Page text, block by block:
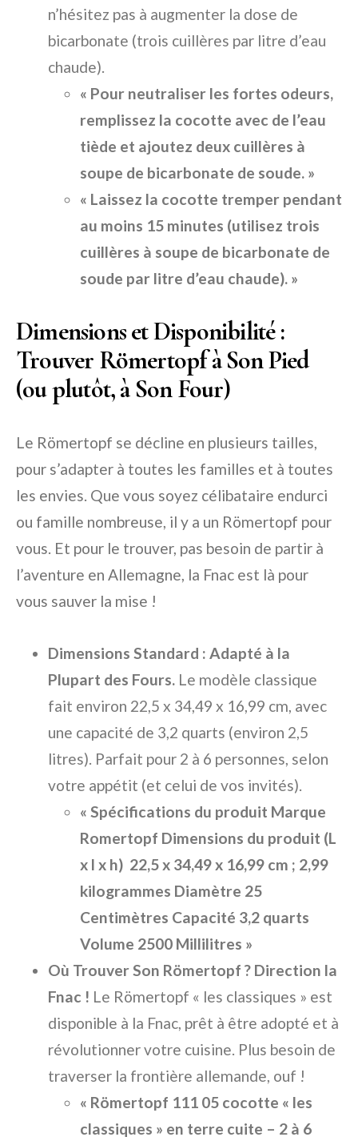
n’hésitez pas à augmenter la dose de
bicarbonate (trois cuillères par litre d’eau
chaude).
« Pour neutraliser les fortes odeurs,
remplissez la cocotte avec de l’eau
tiède et ajoutez deux cuillères à
soupe de bicarbonate de soude. »
« Laissez la cocotte tremper pendant
au moins 15 minutes (utilisez trois
cuillères à soupe de bicarbonate de
soude par litre d’eau chaude). »
Dimensions et Disponibilité :
Trouver Römertopf à Son Pied
(ou plutôt, à Son Four)
Le Römertopf se décline en plusieurs tailles,
pour s’adapter à toutes les familles et à toutes
les envies. Que vous soyez célibataire endurci
ou famille nombreuse, il y a un Römertopf pour
vous. Et pour le trouver, pas besoin de partir à
l’aventure en Allemagne, la Fnac est là pour
vous sauver la mise !
Dimensions Standard : Adapté à la
Plupart des Fours. Le modèle classique
fait environ 22,5 x 34,49 x 16,99 cm, avec
une capacité de 3,2 quarts (environ 2,5
litres). Parfait pour 2 à 6 personnes, selon
votre appétit (et celui de vos invités).
« Spécifications du produit Marque
‎Romertopf Dimensions du produit (L
x l x h) ‎ 22,5 x 34,49 x 16,99 cm ; 2,99
kilogrammes Diamètre ‎25
Centimètres Capacité ‎3,2 quarts
Volume ‎2500 Millilitres »
Où Trouver Son Römertopf ? Direction la
Fnac ! Le Römertopf « les classiques » est
disponible à la Fnac, prêt à être adopté et à
révolutionner votre cuisine. Plus besoin de
traverser la frontière allemande, ouf !
« Römertopf 111 05 cocotte « les
classiques » en terre cuite – 2 à 6